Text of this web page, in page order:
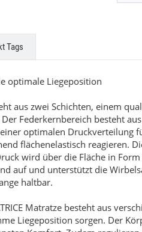
Tags
optimale Liegeposition
aus zwei Schichten, einem
Federkernbereich besteht
optimalen Druckverteilung
flächenelastisch reagieren.
wird über die Fläche in
auf und unterstützt die
haltbar.
Matratze besteht aus
Liegeposition sorgen. Der
Beatrice
ab549,00 €*